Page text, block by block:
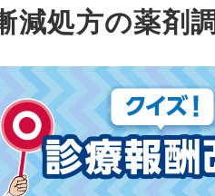
減処方の薬剤